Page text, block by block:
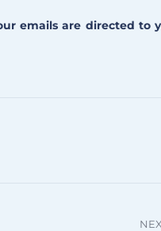
emails are directed to